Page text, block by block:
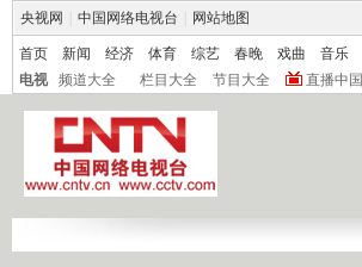
央视网 中国网络电视台 网站地图
首页 新闻 经济 体育 综艺 春晚 戏曲 音乐
电视
频道大全 栏目大全 节目大全 直播中国